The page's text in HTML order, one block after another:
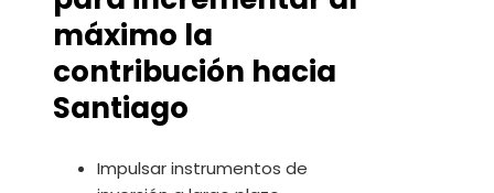
máximo la
contribución hacia
Santiago
Impulsar instrumentos de